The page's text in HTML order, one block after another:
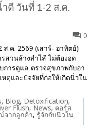
ดี วันที่ 1-2 ส.ค.
0
.ค. 2569 (เสาร์- อาทิตย์)
สวนล้างลำไส้ ไม่ต้องอด
การดูแล ตรวจสุขภาพกับอา
ตุและปัจจัยที่ก่อให้เกิดนิ่วใน
, Blog, Detoxification,
Flush, News, คอร์ส
จากลูกค้า, รู้จักกับนิ่วใน